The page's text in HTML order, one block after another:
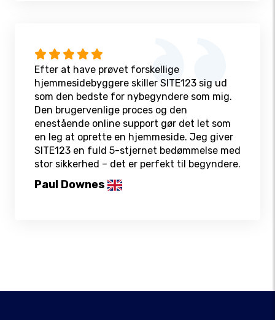
Efter at have prøvet forskellige
hjemmesidebyggere skiller SITE123 sig ud
som den bedste for nybegyndere som mig.
Den brugervenlige proces og den
enestående online support gør det let som
en leg at oprette en hjemmeside. Jeg giver
SITE123 en fuld 5-stjernet bedømmelse med
stor sikkerhed – det er perfekt til begyndere.
Paul Downes